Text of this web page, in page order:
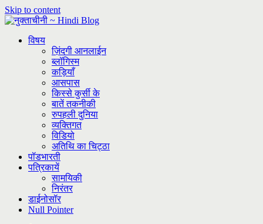
Skip to content
विषय
ज़िंदगी आनलाईन
ब्लॉगिस्म
कड़ियाँ
आसपास
किस्से कुर्सी के
बातें तकनीकी
रुपहली दुनिया
व्यक्तिगत
विडियो
अतिथि का चिट्ठा
पॉडभारती
पत्रिकायें
सामयिकी
निरंतर
डाईनोसॉर
Null Pointer